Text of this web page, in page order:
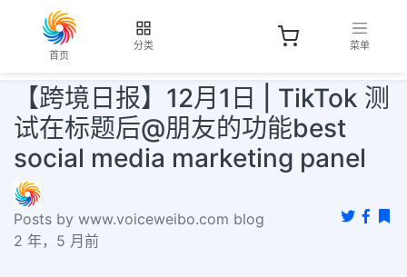
首页
分类 菜单
【跨境日报】12月1日 | TikTok 测
试在标题后@朋友的功能best
social media marketing panel
Posts by www.voiceweibo.com blog
2 年，5 月前